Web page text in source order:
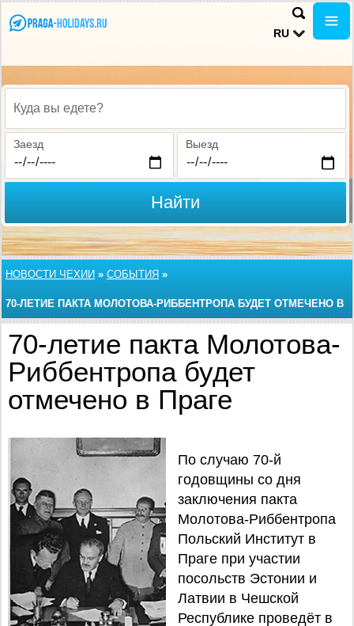
RU
Куда вы едете?
Заезд Выезд
Найти
НОВОСТИ ЧЕХИИ » СОБЫТИЯ »
70-ЛЕТИЕ ПАКТА МОЛОТОВА-РИББЕНТРОПА БУДЕТ ОТМЕЧЕНО В
ПРАГЕ
70-летие пакта Молотова-
Риббентропа будет
отмечено в Праге
По случаю 70-й
годовщины со дня
заключения пакта
Молотова-Риббентропа
Польский Институт в
Праге при участии
посольств Эстонии и
Латвии в Чешской
Республике проведёт в